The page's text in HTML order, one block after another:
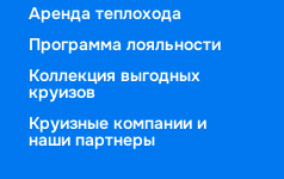
Аренда теплохода
Программа лояльности
Коллекция выгодных
круизов
Круизные компании и
наши партнеры